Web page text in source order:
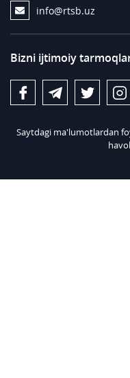
info@rtsb.uz
Bizni ijtimoiy
Saytdagi ma'lumotlardan